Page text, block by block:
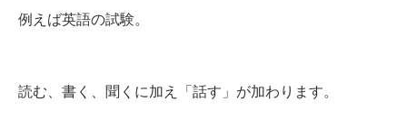
例えば英語の試験。
読む、書く、聞くに加え「話す」が加わります。